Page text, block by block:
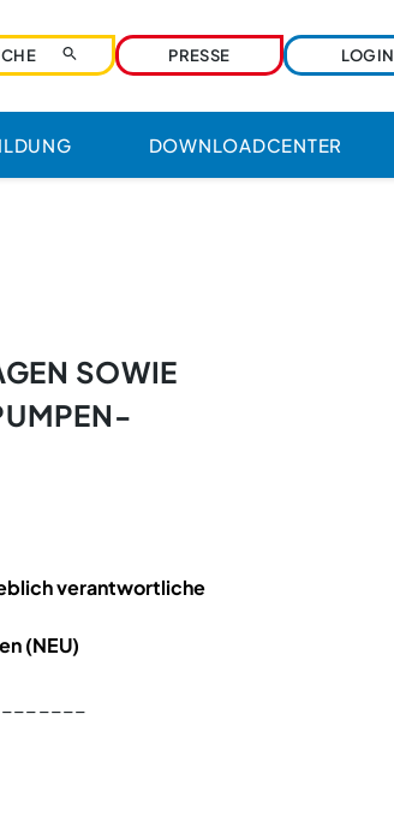
Benutzername
Ihre Zugangsdaten werden über den
PRESSE LOGIN
DOWNLOADCENTER
SOWIE
verantwortliche
(NEU)